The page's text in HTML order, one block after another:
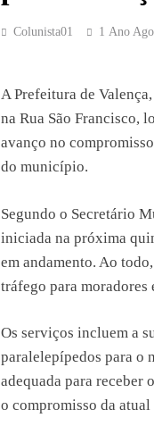
Colunista01 1 Ano Ago
A Prefeitura de
na Rua São Francisco,
avanço no
do município.
Segundo o Secretário
iniciada na próxima
em andamento. Ao
tráfego para
Os serviços incluem a
paralelepípedos para o
adequada para receber
o compromisso da